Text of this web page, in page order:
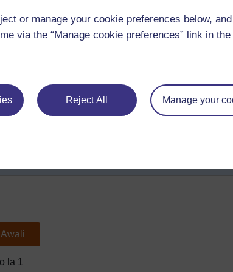
or manage your cookie preferences below,
via the “Manage cookie preferences” link in
Reject All Manage your
Mwanafunzi mmoja anaongoza kwa
Waache wanafunzi kufanya hivi kwa dakika
uzoefu. Je, wanagundua kuwa kama kiongozi
tumia rangi ya mdomo au wanja ili kuweka alama
Andika ‘L’ au ‘R’ kwenye kiganja cha kila
kenye shavu la kushoto. Waache wachunguze
nyingi zaidi kuamsha ari ya kukisia na
to previous page
Awali
la 1